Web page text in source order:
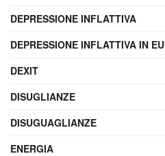
DEPRESSIONE INFLATTIVA
DEPRESSIONE INFLATTIVA IN EU
DEXIT
DISUGLIANZE
DISUGUAGLIANZE
ENERGIA